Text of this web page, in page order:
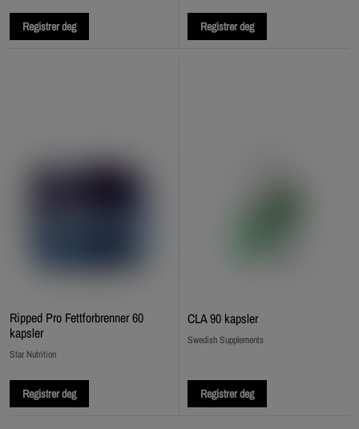
Registrer deg Registrer deg
Ripped Pro Fettforbrenner 60
kapsler
Star Nutrition
Registrer deg
CLA 90 kapsler
Swedish Supplements
Registrer deg